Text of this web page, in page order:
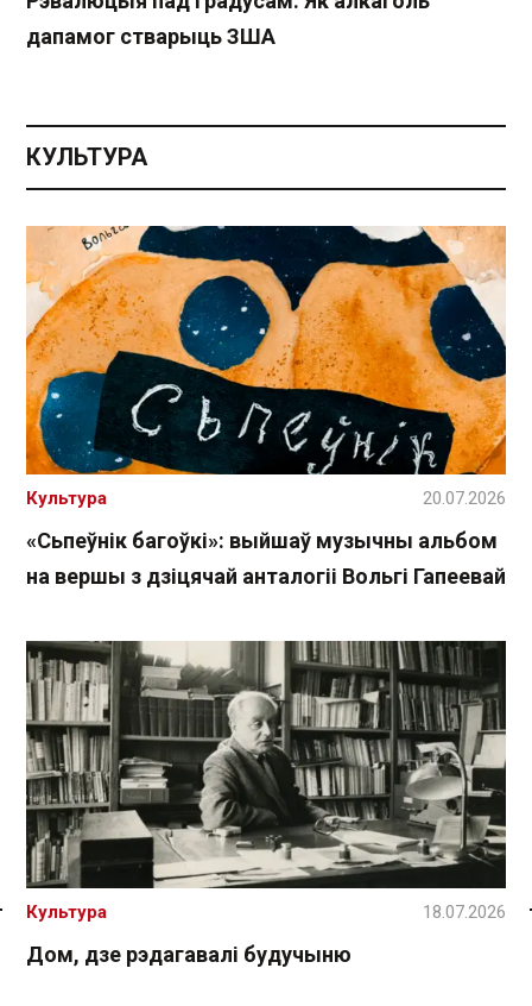
дапамог стварыць ЗША
КУЛЬТУРА
«Сьпеўнік багоўкі»: выйшаў музычны альбом
на вершы з дзіцячай анталогіі Вольгі Гапеевай
Культура 20.07.2026
Дом, дзе рэдагавалі будучыню
Культура 18.07.2026